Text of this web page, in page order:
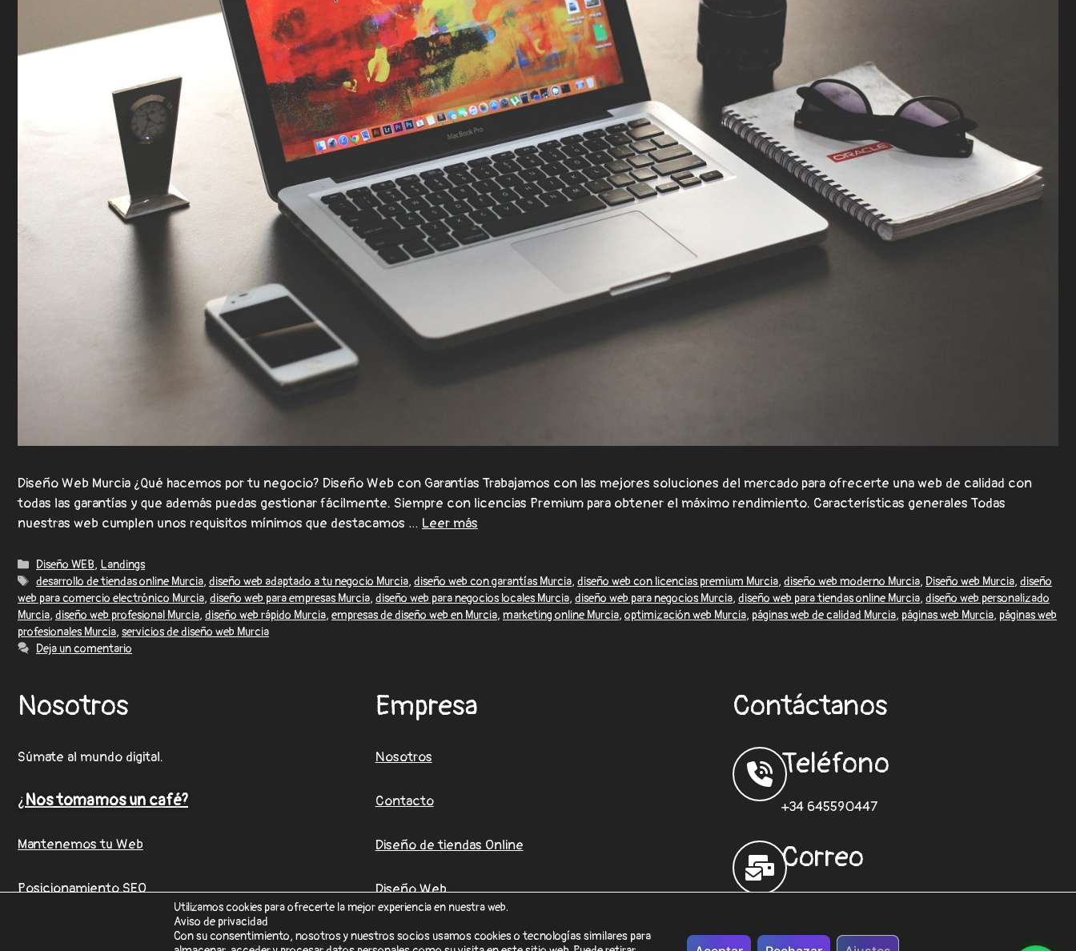
Diseño Web Murcia ¿Qué hacemos por tu negocio? Diseño Web con Garantías Trabajamos con las mejores soluciones del mercado para ofrecerte una web de calidad con
todas las garantías y que además puedas gestionar fácilmente. Siempre con licencias Premium para obtener el máximo rendimiento. Características generales Todas
nuestras web cumplen unos requisitos mínimos que destacamos … Leer más
Diseño WEB, Landings
desarrollo de tiendas online Murcia,diseño web adaptado a tu negocio Murcia,diseño web con garantías Murcia,diseño web con licencias premium Murcia,diseño web moderno Murcia, Diseño web Murcia,diseño
web para comercio electrónico Murcia, diseño web para empresas Murcia, diseño web para negocios locales Murcia, diseño web para negocios Murcia, diseño web para tiendas online Murcia, diseño web personalizado
Murcia, diseño web profesional Murcia, diseño web rápido Murcia, empresas de diseño web en Murcia, marketing online Murcia, optimización web Murcia, páginas web de calidad Murcia, páginas web Murcia, páginas web
profesionales Murcia, servicios de diseño web Murcia
Deja un comentario
Nosotros
Súmate al mundo digital.
¿ Nos tomamos un café?
Mantenemos tu Web
Posicionamiento SEO
Empresa
Nosotros
Contacto
Diseño de tiendas Online
Diseño Web
Contáctanos
Teléfono
+34 645590447
Correo
Utilizamos cookies para ofrecerte la mejor experiencia en nuestra web.
Aviso de privacidad
Con su consentimiento, nosotros y nuestros socios usamos cookies o tecnologías similares para